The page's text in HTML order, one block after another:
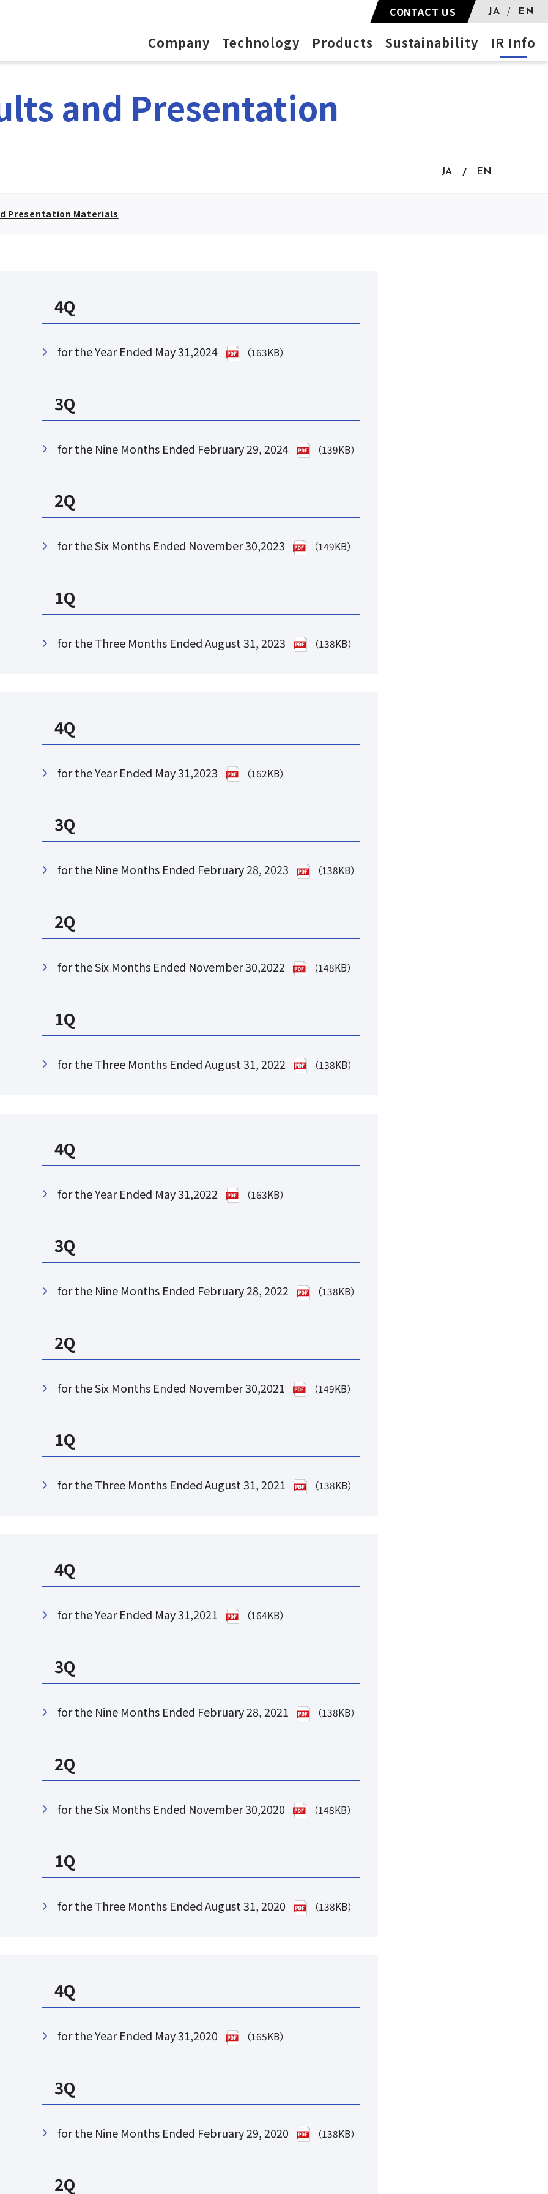
CONTACT US JA EN
Company Technology Products Sustainability IR Info
and Presentation
JA EN
Presentation Materials
4Q
for the Year Ended May 31,2024 （163KB）
3Q
for the Nine Months Ended February 29, 2024 （139KB）
2Q
for the Six Months Ended November 30,2023 （149KB）
1Q
for the Three Months Ended August 31, 2023 （138KB）
4Q
for the Year Ended May 31,2023 （162KB）
3Q
for the Nine Months Ended February 28, 2023 （138KB）
2Q
for the Six Months Ended November 30,2022 （148KB）
1Q
for the Three Months Ended August 31, 2022 （138KB）
4Q
for the Year Ended May 31,2022 （163KB）
3Q
for the Nine Months Ended February 28, 2022 （138KB）
2Q
for the Six Months Ended November 30,2021 （149KB）
1Q
for the Three Months Ended August 31, 2021 （138KB）
4Q
for the Year Ended May 31,2021 （164KB）
3Q
for the Nine Months Ended February 28, 2021 （138KB）
2Q
for the Six Months Ended November 30,2020 （148KB）
1Q
for the Three Months Ended August 31, 2020 （138KB）
4Q
for the Year Ended May 31,2020 （165KB）
3Q
for the Nine Months Ended February 29, 2020 （138KB）
2Q